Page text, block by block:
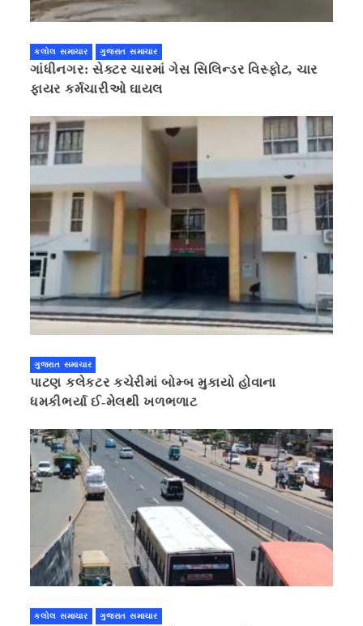
કલોલ સમાચાર ગુજરાત સમાચાર
ગાંધીનગર: સેક્ટર ચારમાં ગેસ સિલિન્ડર વિસ્ફોટ, ચાર
ફાયર કર્મચારીઓ ઘાયલ
ગુજરાત સમાચાર
પાટણ કલેકટર કચેરીમાં બોમ્બ મુકાયો હોવાના
ધમકીભર્યા ઈ-મેલથી ખળભળાટ
કલોલ સમાચાર ગુજરાત સમાચાર